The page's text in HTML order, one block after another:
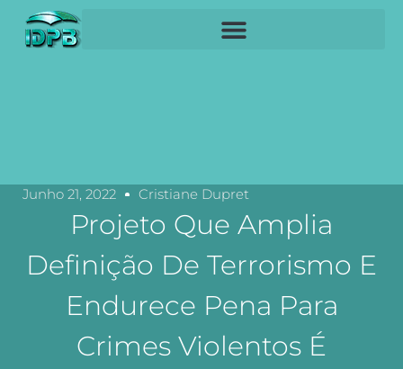
Junho 21, 2022 Cristiane Dupret
Projeto Que Amplia
Definição De Terrorismo E
Endurece Pena Para
Crimes Violentos É